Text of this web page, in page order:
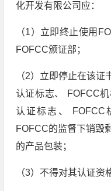
化开发有限公司应：
（1）立即终止使用
FOFCC颁证部；
（2）立即停止在该
认证标志、 FOFCC
认证标志、 FOFCC
FOFCC的监督下销毁
的产品包装；
（3）不得对其认证资